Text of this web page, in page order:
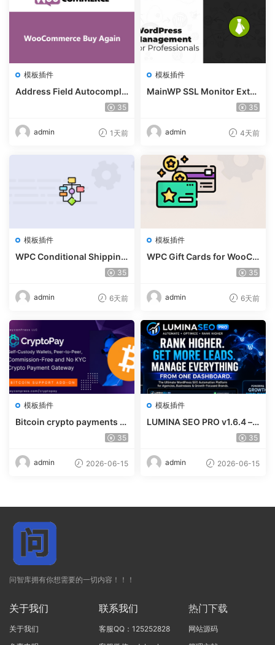
模板插件
Address Field Autocomple
te For WooCommerce v1.3.
35
admin 1天前
模板插件
MainWP SSL Monitor Exte
35
admin 4天前
模板插件
WPC Conditional Shipping
& Payments (Premium) v1.
35
admin 6天前
模板插件
WPC Gift Cards for WooCo
mmerce (Premium) v1.0.235
admin 6天前
模板插件
Bitcoin crypto payments s
upport for CryptoPay v1.4.
35
admin 2026-06-15
模板插件
LUMINA SEO PRO v1.6.4 – R
ank #1 Without Writing
35
admin 2026-06-15
问智库拥有你想需要的一切内容！！！
关于我们
关于我们
联系我们
客服QQ：125252828
热门下载
网站源码